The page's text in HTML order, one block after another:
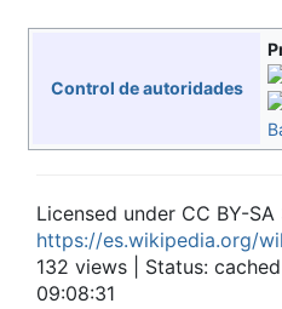
Control de autoridades
Licensed under CC BY-
https://es.wikipedia.org/
132 views | Status:
09:08:31